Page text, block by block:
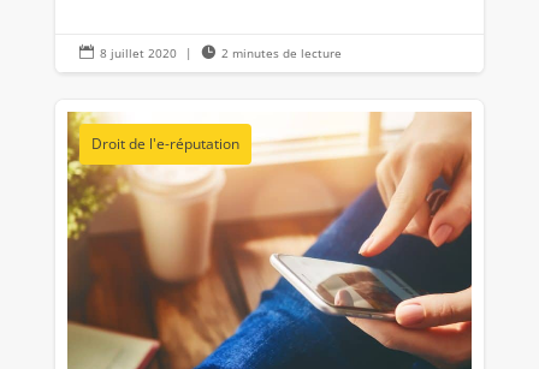
 8 juillet 2020 |  2 minutes de lecture
Droit de l'e-réputation